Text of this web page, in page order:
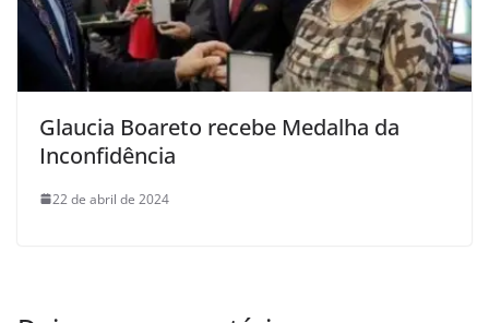
Glaucia Boareto recebe Medalha da
Inconfidência
22 de abril de 2024